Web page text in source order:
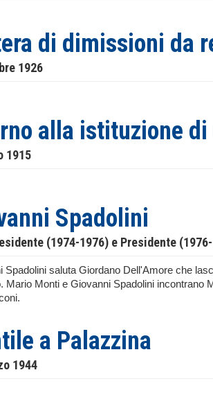
di dimissioni da
1926
alla istituzione
1915
Spadolini
(1974-1976) e Presidente
Spadolini saluta Giordano Dell'Amore che
Mario Monti e Giovanni Spadolini incontrano
a Palazzina
1944